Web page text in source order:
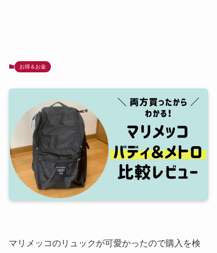
お得＆お金
マリメッコのリュックが可愛かったので購入を検